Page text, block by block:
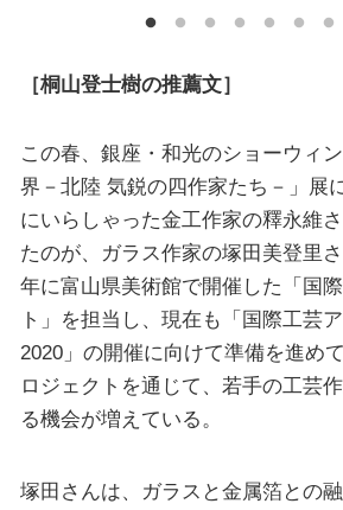
［桐山登士樹の推薦文］
この春、銀座・和光のショーウィ
界－北陸 気鋭の四作家たち－」展
にいらしゃった金工作家の釋永維
たのが、ガラス作家の塚田美登里
年に富山県美術館で開催した「国
ト」を担当し、現在も「国際工芸
2020」の開催に向けて準備を進め
ロジェクトを通じて、若手の工芸
る機会が増えている。
塚田さんは、ガラスと金属箔との